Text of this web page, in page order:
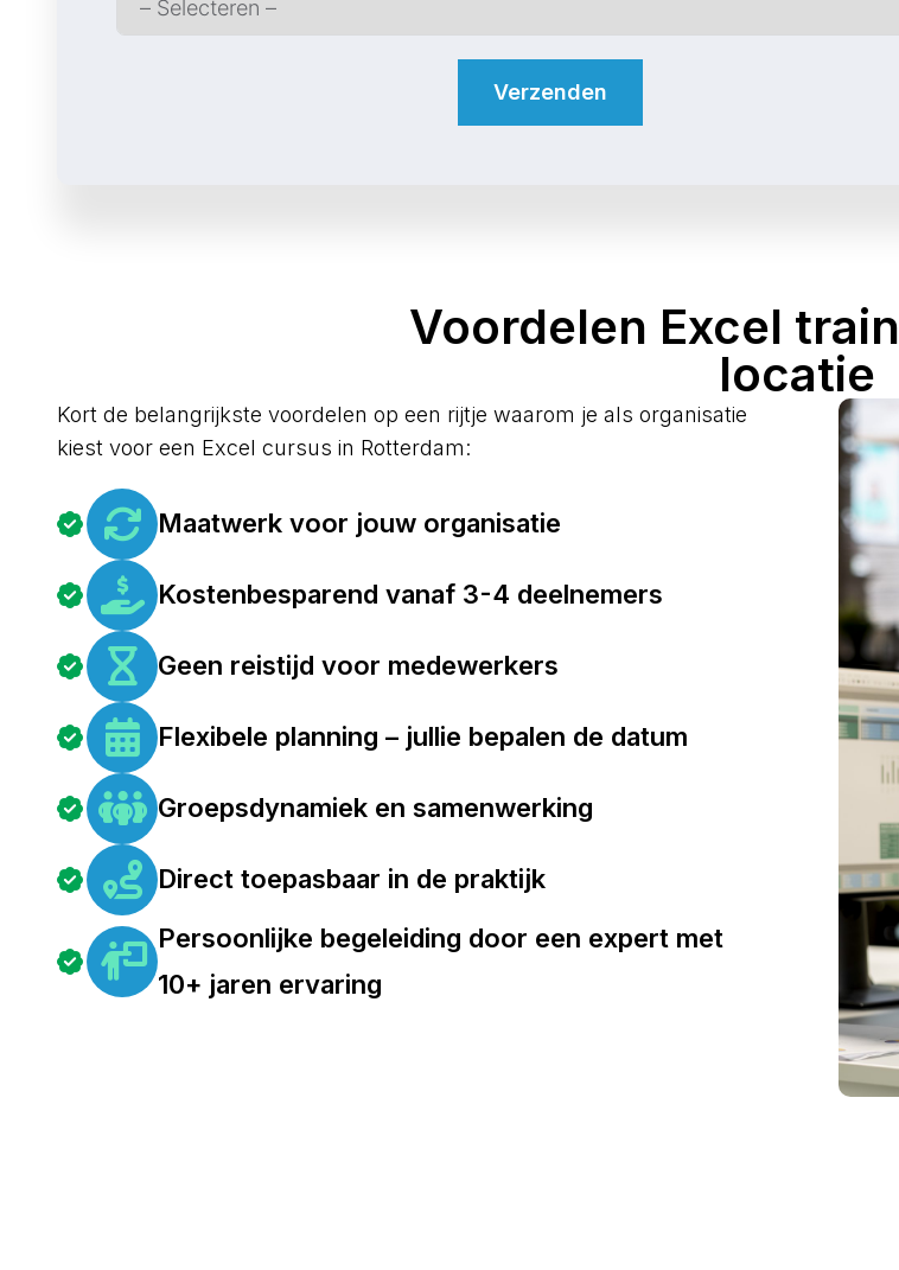
Verzenden
Voordelen Excel
locatie
Kort de belangrijkste voordelen op een rijtje waarom je als organisatie
kiest voor een Excel cursus in Rotterdam:
Maatwerk voor jouw organisatie
Kostenbesparend vanaf 3-4 deelnemers
Geen reistijd voor medewerkers
Flexibele planning – jullie bepalen de datum
Groepsdynamiek en samenwerking
Direct toepasbaar in de praktijk
Persoonlijke begeleiding door een expert met
10+ jaren ervaring